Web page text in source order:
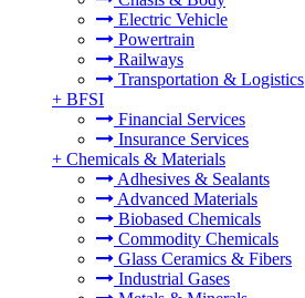
Electric Vehicle
Powertrain
Railways
Transportation & Logistics
+ BFSI
Financial Services
Insurance Services
+ Chemicals & Materials
Adhesives & Sealants
Advanced Materials
Biobased Chemicals
Commodity Chemicals
Glass Ceramics & Fibers
Industrial Gases